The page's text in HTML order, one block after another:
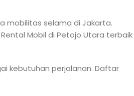
mobilitas selama di Jakarta.
Mobil di Petojo Utara terbaik
kebutuhan perjalanan. Daftar